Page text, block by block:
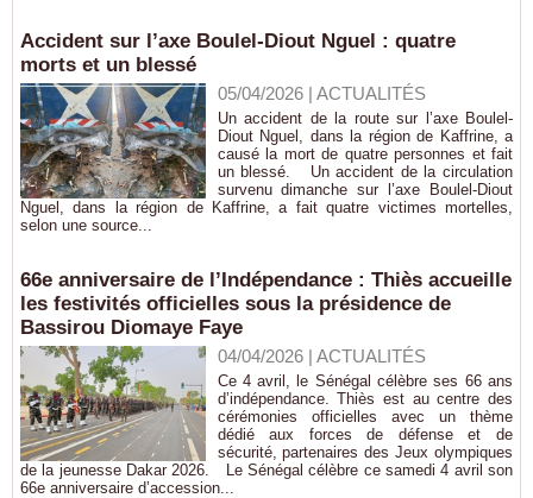
Accident sur l’axe Boulel-Diout Nguel : quatre
morts et un blessé
05/04/2026| ACTUALITÉS
Un accident de la route sur l’axe Boulel-
Diout Nguel, dans la région de Kaffrine, a
causé la mort de quatre personnes et fait
un blessé. Un accident de la circulation
survenu dimanche sur l’axe Boulel-Diout
Nguel, dans la région de Kaffrine, a fait quatre victimes mortelles,
selon une source...
66e anniversaire de l’Indépendance : Thiès accueille
les festivités officielles sous la présidence de
Bassirou Diomaye Faye
04/04/2026| ACTUALITÉS
Ce 4 avril, le Sénégal célèbre ses 66 ans
d’indépendance. Thiès est au centre des
cérémonies officielles avec un thème
dédié aux forces de défense et de
sécurité, partenaires des Jeux olympiques
de la jeunesse Dakar 2026. Le Sénégal célèbre ce samedi 4 avril son
66e anniversaire d’accession...